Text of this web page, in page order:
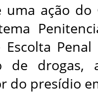
ação do
de drogas,
do presídio